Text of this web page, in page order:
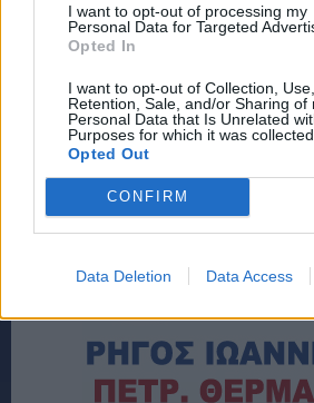
I want to opt-out of processing my
Personal Data for Targeted
Opted In
I want to opt-out of Collection, Use,
Retention, Sale, and/or Sharing of
Personal Data that Is Unrelated
Purposes for which it was collected.
Opted Out
CONFIRM
Data Deletion Data Access